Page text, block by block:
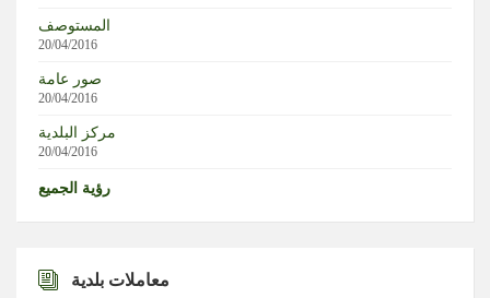
العدو نفذ تفجيرا في بلدة صربين جنوب لبنان
بيرم: سلاح الإرادة والإيمان أقوى من كل أسلحة العالم .. ونريد
الدولة التي تجمع اللبنانيين
المستوصف
20/04/2016
صور عامة
20/04/2016
مركز البلدية
20/04/2016
رؤية الجميع
معاملات بلدية